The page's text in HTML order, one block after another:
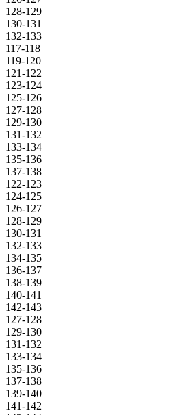
128-129
130-131
132-133
117-118
119-120
121-122
123-124
125-126
127-128
129-130
131-132
133-134
135-136
137-138
122-123
124-125
126-127
128-129
130-131
132-133
134-135
136-137
138-139
140-141
142-143
127-128
129-130
131-132
133-134
135-136
137-138
139-140
141-142